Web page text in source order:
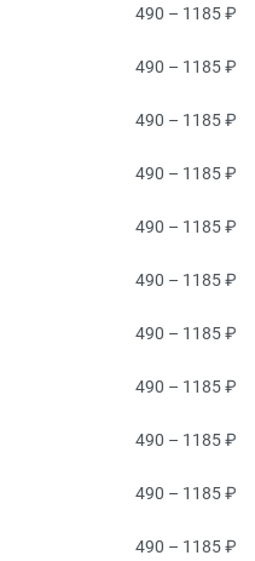
490 – 1185₽
490 – 1185₽
490 – 1185₽
490 – 1185₽
490 – 1185₽
490 – 1185₽
490 – 1185₽
490 – 1185₽
490 – 1185₽
490 – 1185₽
490 – 1185₽